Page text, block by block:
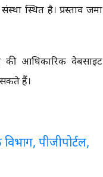
स्थित है। प्रस्ताव जमा
की आधिकारिक वेबसाइट
हैं।
पीजीपोर्टल,